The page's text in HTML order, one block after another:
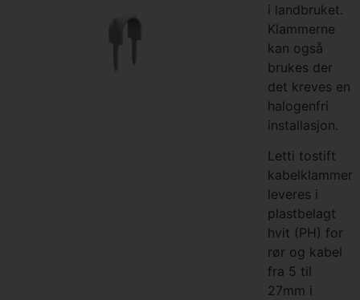
i landbruket.
Klammerne
kan også
brukes der
det kreves en
halogenfri
installasjon.
Letti tostift
kabelklammer
leveres i
plastbelagt
hvit (PH) for
rør og kabel
fra 5 til
27mm i